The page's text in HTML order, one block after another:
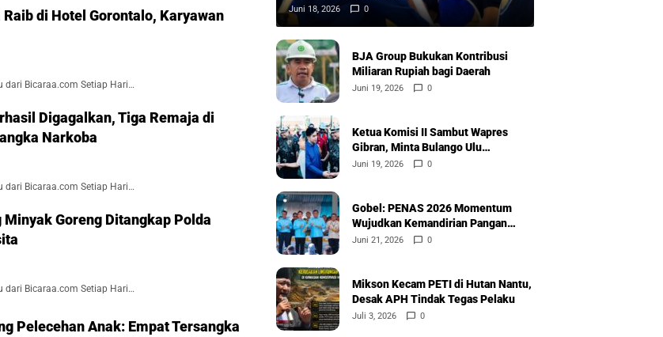
di Hotel Gorontalo, Karyawan
dari Bicaraa.com Setiap Hari…
Digagalkan, Tiga Remaja di
Narkoba
dari Bicaraa.com Setiap Hari…
Goreng Ditangkap Polda
dari Bicaraa.com Setiap Hari…
Pelecehan Anak: Empat Tersangka
Juni 18, 2026 0
BJA Group Bukukan Kontribusi
Miliaran Rupiah bagi Daerah
Juni 19, 2026 0
Ketua Komisi II Sambut Wapres
Gibran, Minta Bulango Ulu
Diprioritaskan
Juni 19, 2026 0
Gobel: PENAS 2026 Momentum
Wujudkan Kemandirian Pangan
Nasional
Juni 21, 2026 0
Mikson Kecam PETI di Hutan Nantu,
Desak APH Tindak Tegas Pelaku
Juli 3, 2026 0